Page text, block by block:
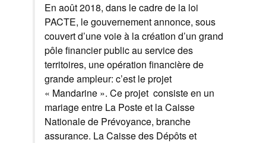
En août 2018, dans le cadre de la loi
PACTE, le gouvernement annonce, sous
couvert d’une voie à la création d’un grand
pôle financier public au service des
territoires, une opération financière de
grande ampleur: c’est le projet
« Mandarine ». Ce projet consiste en un
mariage entre La Poste et la Caisse
Nationale de Prévoyance, branche
assurance. La Caisse des Dépôts et